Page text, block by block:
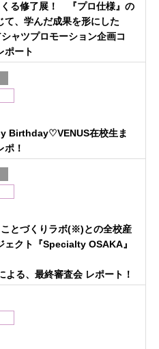
る修了展！ 『プロ仕様』の
て、学んだ成果を形にした
シャツプロモーション企画コ
ポート
Birthday♡VENUS在校生ま
ポ！
とづくりラボ(※)との全校産
ェクト『Specialty OSAKA』
よる、最終審査会 レポート！